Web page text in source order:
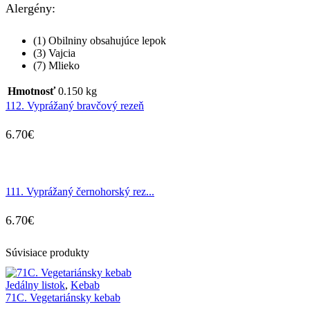
Alergény:
(1) Obilniny obsahujúce lepok
(3) Vajcia
(7) Mlieko
Hmotnosť 0.150 kg
112. Vyprážaný bravčový rezeň
6.70€
111. Vyprážaný černohorský rez...
6.70€
Súvisiace produkty
Jedálny listok, Kebab
71C. Vegetariánsky kebab